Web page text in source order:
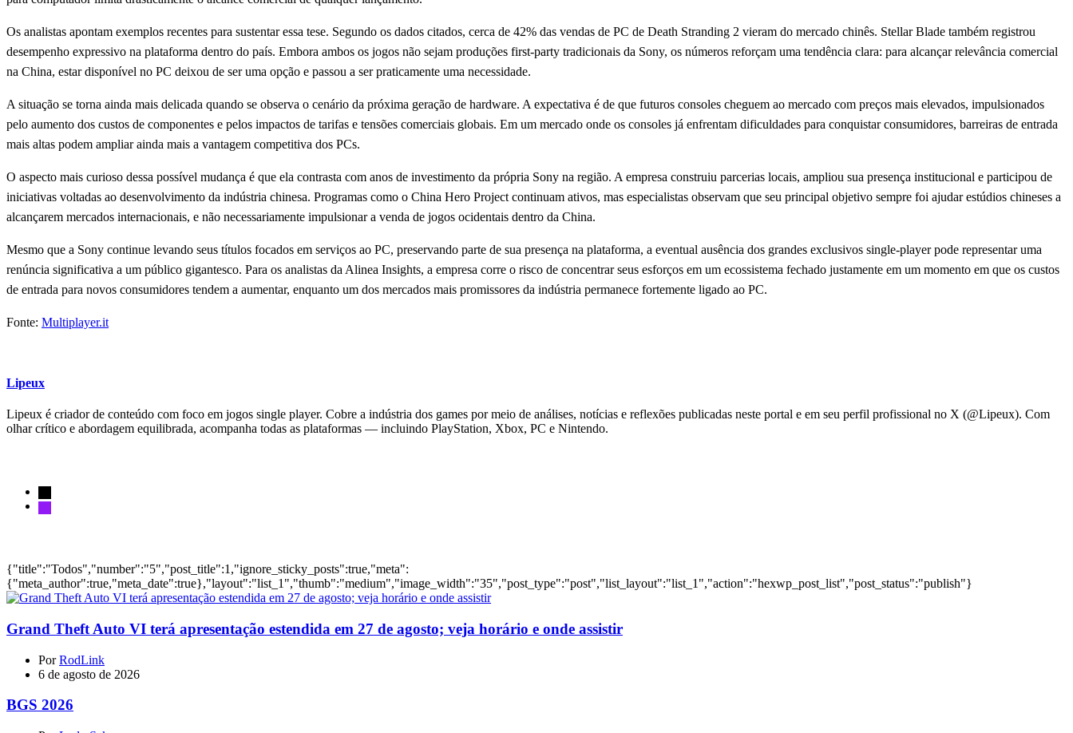
Os analistas apontam exemplos recentes para sustentar essa tese. Segundo os dados citados, cerca de 42% das vendas de PC de Death Stranding 2 vieram do mercado chinês. Stellar Blade também registrou
desempenho expressivo na plataforma dentro do país. Embora ambos os jogos não sejam produções first-party tradicionais da Sony, os números reforçam uma tendência clara: para alcançar relevância comercial
na China, estar disponível no PC deixou de ser uma opção e passou a ser praticamente uma necessidade.
A situação se torna ainda mais delicada quando se observa o cenário da próxima geração de hardware. A expectativa é de que futuros consoles cheguem ao mercado com preços mais elevados, impulsionados
pelo aumento dos custos de componentes e pelos impactos de tarifas e tensões comerciais globais. Em um mercado onde os consoles já enfrentam dificuldades para conquistar consumidores, barreiras de entrada
mais altas podem ampliar ainda mais a vantagem competitiva dos PCs.
O aspecto mais curioso dessa possível mudança é que ela contrasta com anos de investimento da própria Sony na região. A empresa construiu parcerias locais, ampliou sua presença institucional e participou de
iniciativas voltadas ao desenvolvimento da indústria chinesa. Programas como o China Hero Project continuam ativos, mas especialistas observam que seu principal objetivo sempre foi ajudar estúdios chineses a
alcançarem mercados internacionais, e não necessariamente impulsionar a venda de jogos ocidentais dentro da China.
Mesmo que a Sony continue levando seus títulos focados em serviços ao PC, preservando parte de sua presença na plataforma, a eventual ausência dos grandes exclusivos single-player pode representar uma
renúncia significativa a um público gigantesco. Para os analistas da Alinea Insights, a empresa corre o risco de concentrar seus esforços em um ecossistema fechado justamente em um momento em que os custos
de entrada para novos consumidores tendem a aumentar, enquanto um dos mercados mais promissores da indústria permanece fortemente ligado ao PC.
Fonte: Multiplayer.it
Lipeux
Lipeux é criador de conteúdo com foco em jogos single player. Cobre a indústria dos games por meio de análises, notícias e reflexões publicadas neste portal e em seu perfil profissional no X (@Lipeux). Com
olhar crítico e abordagem equilibrada, acompanha todas as plataformas — incluindo PlayStation, Xbox, PC e Nintendo.
{"title":"Todos","number":"5","post_title":1,"ignore_sticky_posts":true,"meta":
{"meta_author":true,"meta_date":true},"layout":"list_1","thumb":"medium","image_width":"35","post_type":"post","list_layout":"list_1","action":"hexwp_post_list","post_status":"publish"}
Grand Theft Auto VI terá apresentação estendida em 27 de agosto; veja horário e onde assistir
PorRodLink
6 de agosto de 2026
BGS 2026